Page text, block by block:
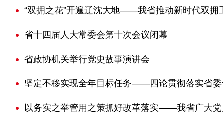
“双拥之花”开遍辽沈大地——我省推动新时代双拥
省十四届人大常委会第十次会议闭幕
省政协机关举行党史故事演讲会
坚定不移实现全年目标任务——四论贯彻落实省委
以务实之举管用之策抓好改革落实——我省广大